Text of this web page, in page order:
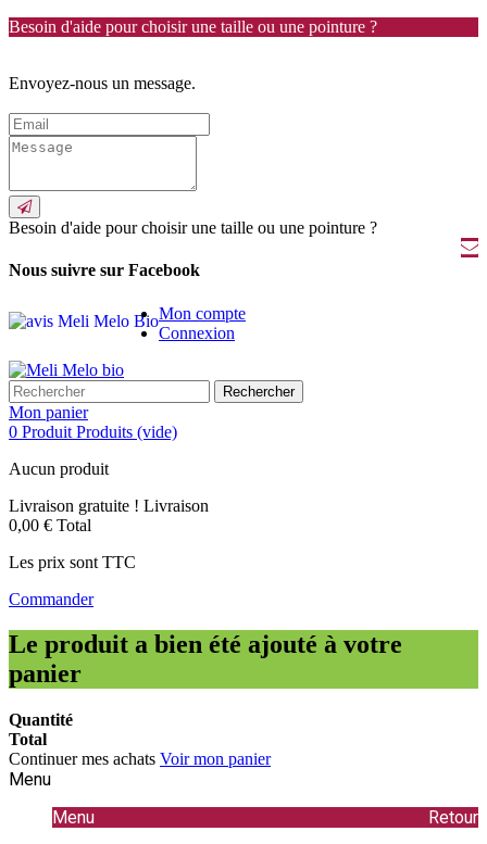
Besoin d'aide pour choisir une taille ou une pointure ?
Envoyez-nous un message.
Besoin d'aide pour choisir une taille ou une pointure ?
Nous suivre sur Facebook
Mon compte
Connexion
Rechercher
Mon panier
0 Produit Produits (vide)
Aucun produit
Livraison gratuite ! Livraison
0,00 € Total
Les prix sont TTC
Commander
Le produit a bien été ajouté à votre
panier
Quantité
Total
Continuer mes achats Voir mon panier
Menu
Menu
Retour